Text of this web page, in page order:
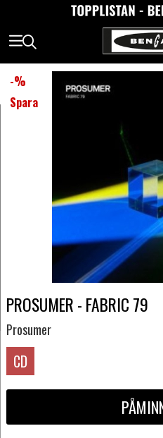
-%
Spara
PROSUMER - FABRIC 79
Prosumer
CD